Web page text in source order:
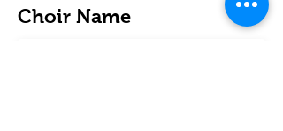
Choir Name